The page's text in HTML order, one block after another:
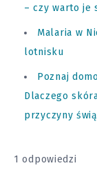
– czy warto je
Malaria w
lotnisku
Poznaj
Dlaczego
przyczyny
1 odpowiedzi